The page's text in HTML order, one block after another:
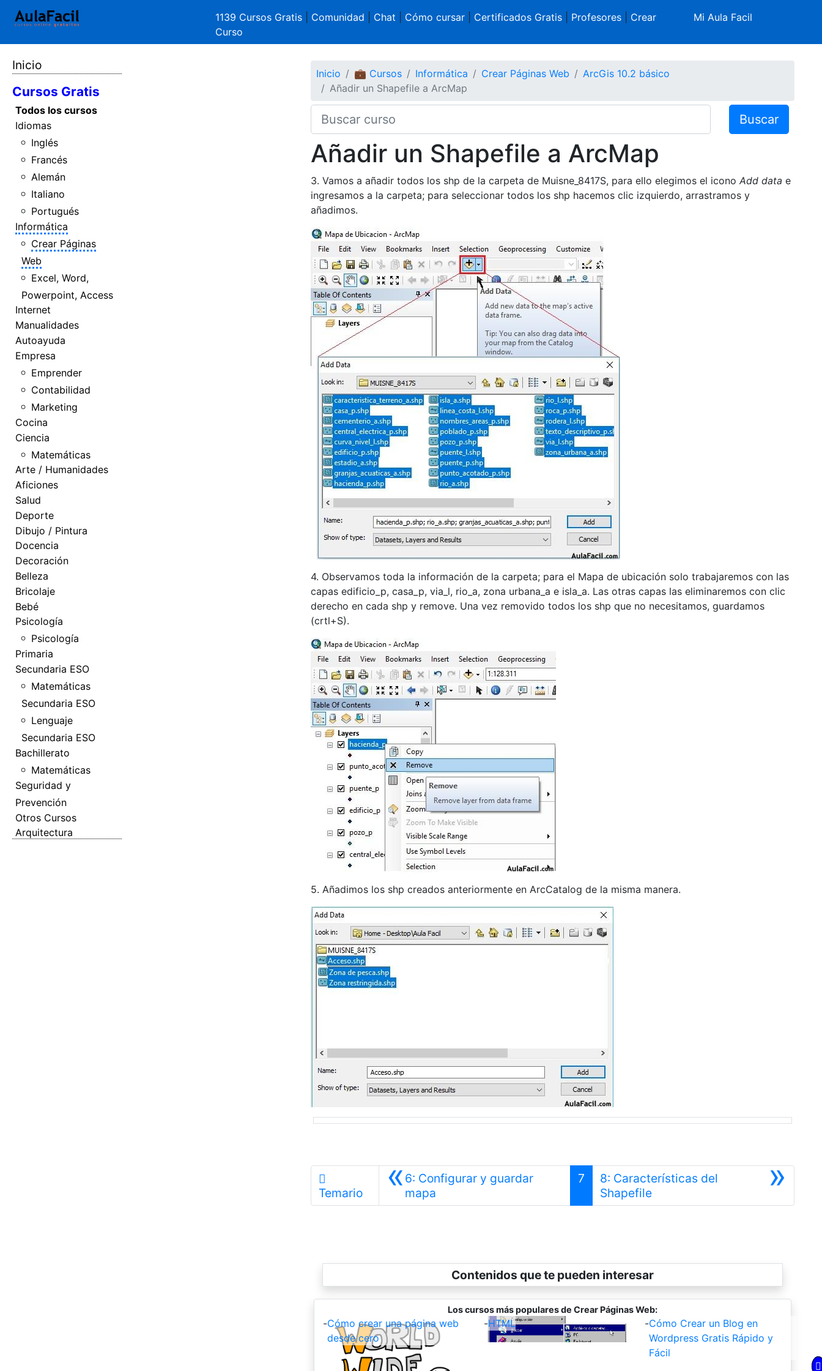
1139 Cursos Gratis Comunidad Chat Cómo cursar| Certificados Gratis| Profesores| Crear
Curso
Mi Aula Facil
Inicio
Cursos Gratis
Todos los cursos
Idiomas
Inglés
Francés
Alemán
Italiano
Portugués
Informática
Crear Páginas
Web
Excel, Word,
Powerpoint, Access
Internet
Manualidades
Autoayuda
Empresa
Emprender
Contabilidad
Marketing
Cocina
Ciencia
Matemáticas
Arte / Humanidades
Aficiones
Salud
Deporte
Dibujo / Pintura
Docencia
Decoración
Belleza
Bricolaje
Bebé
Psicología
Psicología
Primaria
Secundaria ESO
Matemáticas
Secundaria ESO
Lenguaje
Secundaria ESO
Bachillerato
Matemáticas
Seguridad y
Prevención
Otros Cursos
Arquitectura
Inicio 💼 Cursos Informática Crear Páginas Web
ArcGis 10.2 básico
Añadir un Shapefile a ArcMap
Buscar
Añadir un Shapefile a ArcMap
3. Vamos a añadir todos los shp de la carpeta de Muisne_8417S, para ello elegimos el icono Add data e
ingresamos a la carpeta; para seleccionar todos los shp hacemos clic izquierdo, arrastramos y
añadimos.
4. Observamos toda la información de la carpeta; para el Mapa de ubicación solo trabajaremos con las
capas edificio_p, casa_p, via_l, rio_a, zona urbana_a e isla_a. Las otras capas las eliminaremos con clic
derecho en cada shp y remove. Una vez removido todos los shp que no necesitamos, guardamos
(crtl+S).
5. Añadimos los shp creados anteriormente en ArcCatalog de la misma manera.
Temario «6: Configurar y guardar
mapaAnterior
7 »
8: Características del
ShapefileSiguiente
Contenidos que te pueden interesar
Los cursos más populares de Crear Páginas Web:
-Cómo crear una página web
desde cero
-HTML -Cómo Crear un Blog en
Wordpress Gratis Rápido y
Fácil